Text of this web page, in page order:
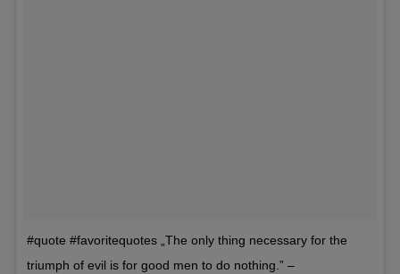
#quote #favoritequotes „The only thing necessary for the
triumph of evil is for good men to do nothing.” –